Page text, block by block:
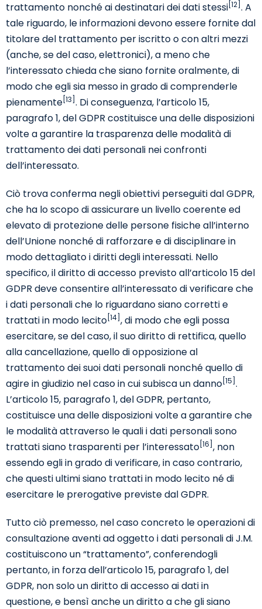
trattamento nonché ai destinatari dei dati stessi [12] . A
tale riguardo, le informazioni devono essere fornite dal
titolare del trattamento per iscritto o con altri mezzi
(anche, se del caso, elettronici), a meno che
l’interessato chieda che siano fornite oralmente, di
modo che egli sia messo in grado di comprenderle
pienamente [13] . Di conseguenza, l’articolo 15,
paragrafo 1, del GDPR costituisce una delle disposizioni
volte a garantire la trasparenza delle modalità di
trattamento dei dati personali nei confronti
dell’interessato.
Ciò trova conferma negli obiettivi perseguiti dal GDPR,
che ha lo scopo di assicurare un livello coerente ed
elevato di protezione delle persone fisiche all’interno
dell’Unione nonché di rafforzare e di disciplinare in
modo dettagliato i diritti degli interessati. Nello
specifico, il diritto di accesso previsto all’articolo 15 del
GDPR deve consentire all’interessato di verificare che
i dati personali che lo riguardano siano corretti e
trattati in modo lecito [14] , di modo che egli possa
esercitare, se del caso, il suo diritto di rettifica, quello
alla cancellazione, quello di opposizione al
trattamento dei suoi dati personali nonché quello di
agire in giudizio nel caso in cui subisca un danno [15] .
L’articolo 15, paragrafo 1, del GDPR, pertanto,
costituisce una delle disposizioni volte a garantire che
le modalità attraverso le quali i dati personali sono
trattati siano trasparenti per l’interessato [16] , non
essendo egli in grado di verificare, in caso contrario,
che questi ultimi siano trattati in modo lecito né di
esercitare le prerogative previste dal GDPR.
Tutto ciò premesso, nel caso concreto le operazioni di
consultazione aventi ad oggetto i dati personali di J.M.
costituiscono un “trattamento”, conferendogli
pertanto, in forza dell’articolo 15, paragrafo 1, del
GDPR, non solo un diritto di accesso ai dati in
questione, e bensì anche un diritto a che gli siano